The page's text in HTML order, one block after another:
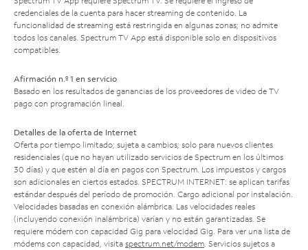
credenciales de la cuenta para hacer streaming de contenido. La
funcionalidad de streaming está restringida en algunas zonas; no admite
todos los canales. Spectrum TV App está disponible solo en dispositivos
compatibles.
Afirmación n.º 1 en servicio
Basado en los resultados de ganancias de los proveedores de video de TV
pago con programación lineal.
Detalles de la oferta de Internet
Oferta por tiempo limitado; sujeta a cambios; solo para nuevos clientes
residenciales (que no hayan utilizado servicios de Spectrum en los últimos
30 días) y que estén al día en pagos con Spectrum. Los impuestos y cargos
son adicionales en ciertos estados. SPECTRUM INTERNET: se aplican tarifas
estándar después del período de promoción. Cargo adicional por instalación.
Velocidades basadas en conexión alámbrica. Las velocidades reales
(incluyendo conexión inalámbrica) varían y no están garantizadas. Se
requiere módem con capacidad Gig para velocidad Gig. Para ver una lista de
módems con capacidad, visita spectrum.net/modem. Servicios sujetos a